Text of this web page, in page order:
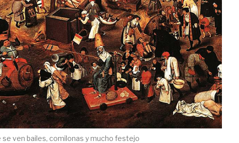
se ven bailes, comilonas y mucho festejo